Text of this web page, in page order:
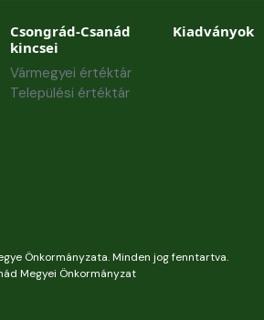
Csongrád-Csanád
kincsei
Vármegyei értéktár
Települési értéktár
Kiadványok
Önkormányzata. Minden jog fenntartva.
Megyei Önkormányzat